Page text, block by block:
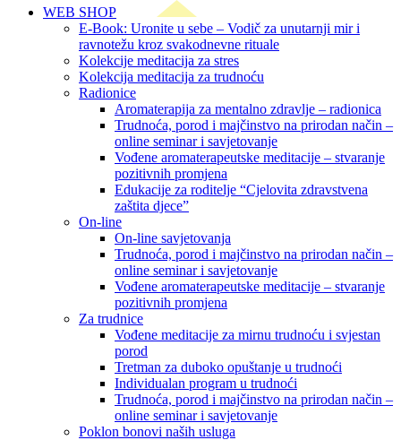
WEB SHOP
E-Book: Uronite u sebe – Vodič za unutarnji mir i
ravnotežu kroz svakodnevne rituale
Kolekcije meditacija za stres
Kolekcija meditacija za trudnoću
Radionice
Aromaterapija za mentalno zdravlje – radionica
Trudnoća, porod i majčinstvo na prirodan način –
online seminar i savjetovanje
Vođene aromaterapeutske meditacije – stvaranje
pozitivnih promjena
Edukacije za roditelje “Cjelovita zdravstvena
zaštita djece”
On-line
On-line savjetovanja
Trudnoća, porod i majčinstvo na prirodan način –
online seminar i savjetovanje
Vođene aromaterapeutske meditacije – stvaranje
pozitivnih promjena
Za trudnice
Vođene meditacije za mirnu trudnoću i svjestan
porod
Tretman za duboko opuštanje u trudnoći
Individualan program u trudnoći
Trudnoća, porod i majčinstvo na prirodan način –
online seminar i savjetovanje
Poklon bonovi naših usluga